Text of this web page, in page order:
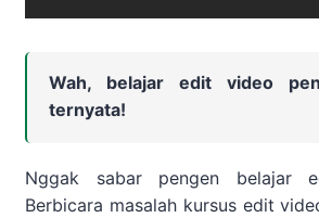
Wah, belajar edit video
ternyata!
Nggak sabar pengen belajar
Berbicara masalah kursus edit